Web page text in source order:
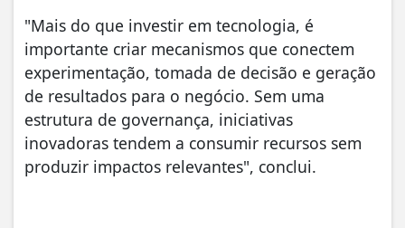
"Mais do que investir em tecnologia, é
importante criar mecanismos que conectem
experimentação, tomada de decisão e geração
de resultados para o negócio. Sem uma
estrutura de governança, iniciativas
inovadoras tendem a consumir recursos sem
produzir impactos relevantes", conclui.